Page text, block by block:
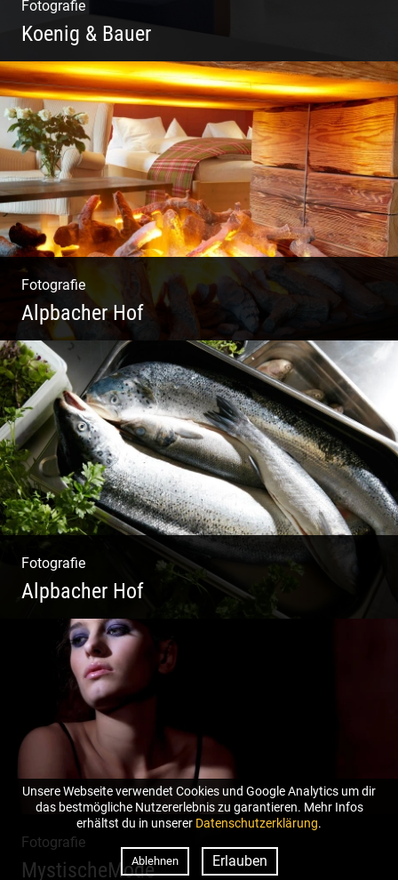
Fotografie
Koenig & Bauer
Moderne Architektur | Offen & Futuristisch |
Foyer Gestaltung | Weite Räume
Fotografie
Alpbacher Hof
Liebevolles Design | Moderne Zimmer |
Luxuriöser Spa | Alpiner Stil
Fotografie
Alpbacher Hof
Vorzügliche Weine | Gourmet Küche | Feiste
Kulinarik | Genuss Urlaub
Fotografie
MystischeMode
Unsere Webseite verwendet Cookies und Google Analytics um dir
das bestmögliche Nutzererlebnis zu garantieren. Mehr Infos
erhältst du in unserer Datenschutzerklärung.
Ablehnen Erlauben